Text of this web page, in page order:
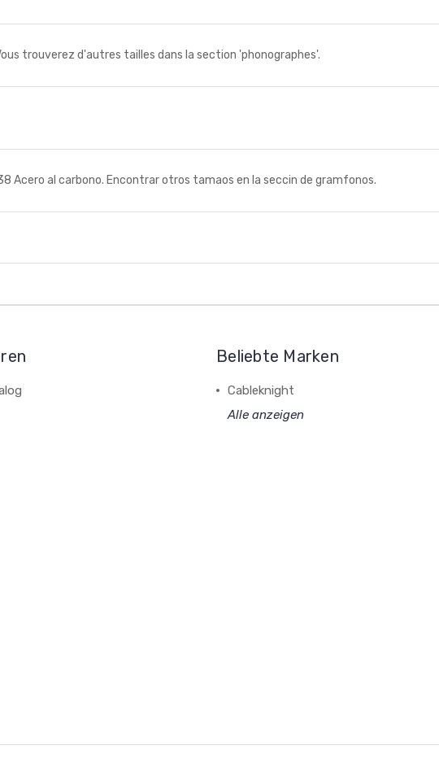
trouverez d'autres tailles dans la section 'phonographes'.
X 38 Acero al carbono. Encontrar otros tamaos en la seccin de gramfonos.
Beliebte Marken
Cableknight
Alle anzeigen